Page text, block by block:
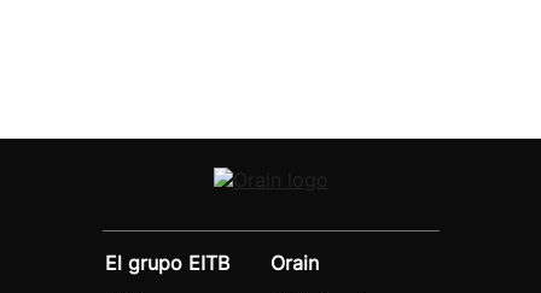
El grupo EITB
Orain